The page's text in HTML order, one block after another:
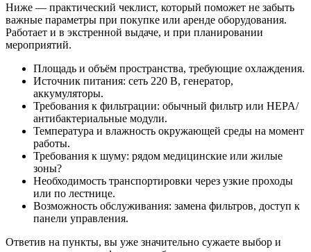
Ниже — практический чеклист, который поможет не забыть
важные параметры при покупке или аренде оборудования.
Работает и в экстренной выдаче, и при планировании
мероприятий.
Площадь и объём пространства, требующие охлаждения.
Источник питания: сеть 220 В, генератор,
аккумуляторы.
Требования к фильтрации: обычный фильтр или HEPA/
антибактериальные модули.
Температура и влажность окружающей среды на момент
работы.
Требования к шуму: рядом медицинские или жилые
зоны?
Необходимость транспортировки через узкие проходы
или по лестнице.
Возможность обслуживания: замена фильтров, доступ к
панели управления.
Ответив на пункты, вы уже значительно сужаете выбор и